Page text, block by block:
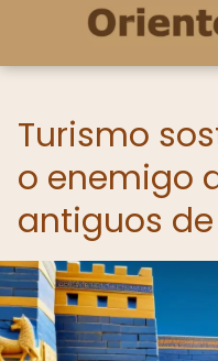
Turismo
o enemigo
antiguos